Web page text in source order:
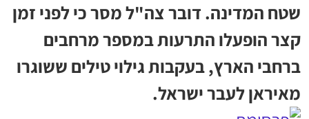
שטח המדינה. דובר צה"ל מסר כי לפני זמן
קצר הופעלו התרעות במספר מרחבים
ברחבי הארץ, בעקבות גילוי טילים ששוגרו
מאיראן לעבר ישראל.